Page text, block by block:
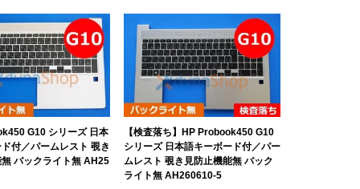
G10 シリーズ 日本
付／パームレスト 覗き
バックライト無 AH25
【検査落ち】HP Probook450 G10
シリーズ 日本語キーボード付／パー
ムレスト 覗き見防止機能無 バック
ライト無 AH260610-5